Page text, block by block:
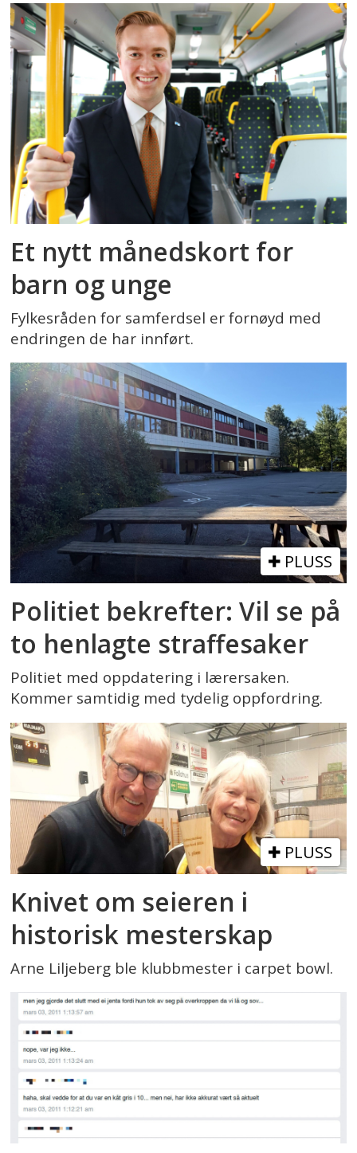
Et nytt månedskort for
barn og unge
Fylkesråden for samferdsel er fornøyd med
endringen de har innført.
PLUSS
Politiet bekrefter: Vil se på
to henlagte straffesaker
Politiet med oppdatering i lærersaken.
Kommer samtidig med tydelig oppfordring.
PLUSS
Knivet om seieren i
historisk mesterskap
Arne Liljeberg ble klubbmester i carpet bowl.